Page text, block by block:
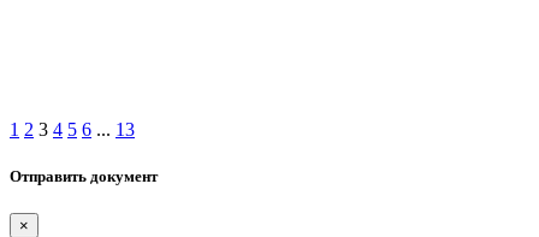
1 2 3 4 5 6 ... 13
Отправить документ
×